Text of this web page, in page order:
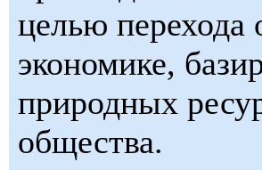
целью перехода
экономике,
природных
общества.